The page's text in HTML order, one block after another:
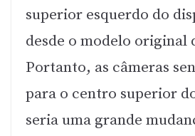
superior esquerdo do
desde o modelo original
Portanto, as câmeras
para o centro superior
seria uma grande